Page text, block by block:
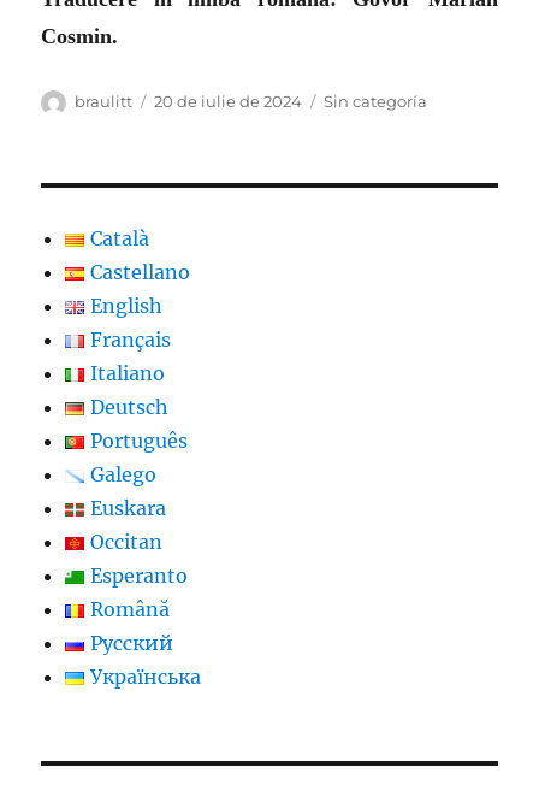
Cosmin.
Autor
braulitt
Publicat
20 de iulie de 2024 Categorii
Sin categoría
Català
Castellano
English
Français
Italiano
Deutsch
Português
Galego
Euskara
Occitan
Esperanto
Română
Русский
Українська